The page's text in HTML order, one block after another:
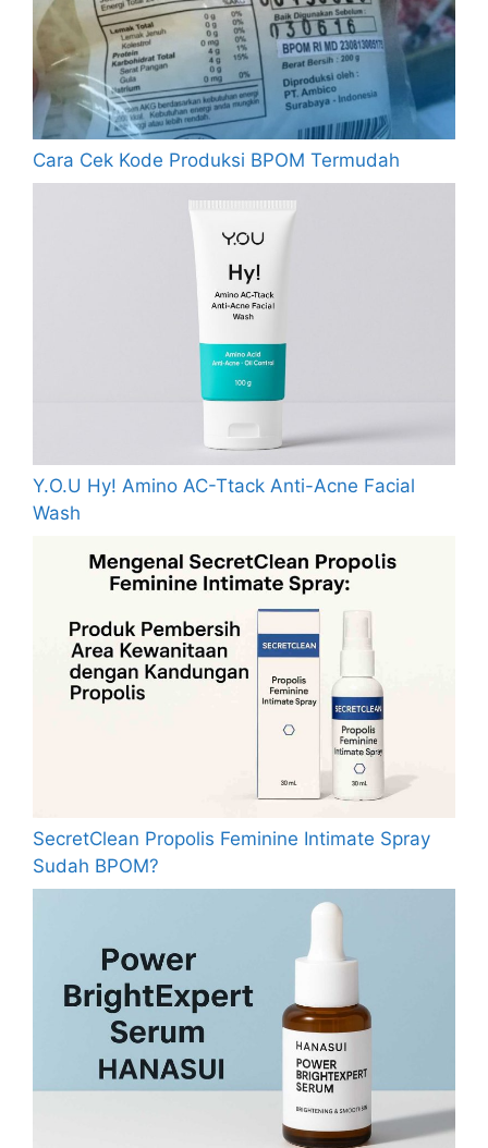
Cara Cek Kode Produksi BPOM Termudah
Y.O.U Hy! Amino AC-Ttack Anti-Acne Facial
Wash
SecretClean Propolis Feminine Intimate Spray
Sudah BPOM?